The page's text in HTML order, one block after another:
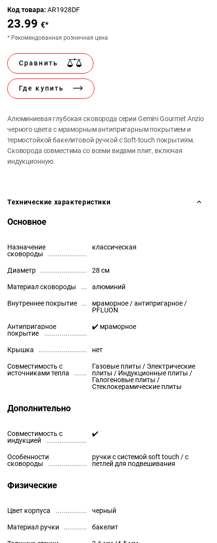
Код товара: AR1928DF
23.99 €*
* Рекомендованная розничная цена
Сравнить
Где купить
Алюминиевая глубокая сковорода серии Gemini Gourmet Anzio
черного цвета с мраморным антипригарным покрытием и
термостойкой бакелитовой ручкой с Soft-touch покрытиям.
Сковорода совместима со всеми видами плит, включая
индукционную.
Технические характеристики
Основное
Назначение
сковороды
классическая
Диаметр 28 см
Материал сковороды алюминий
Внутреннее покрытие
мраморное / антипригарное /
PFLUON
Антипригарное
покрытие
✔️ мраморное
Крышка нет
Совместимость с
источниками тепла
Газовые плиты / Электрические
плиты / Индукционные плиты /
Галогеновые плиты /
Стеклокерамические плиты
Дополнительно
Совместимость с
индукцией
✔️
Особенности
сковороды
ручки с системой soft touch / с
петлей для подвешивания
Физические
Цвет корпуса черный
Материал ручки бакелит